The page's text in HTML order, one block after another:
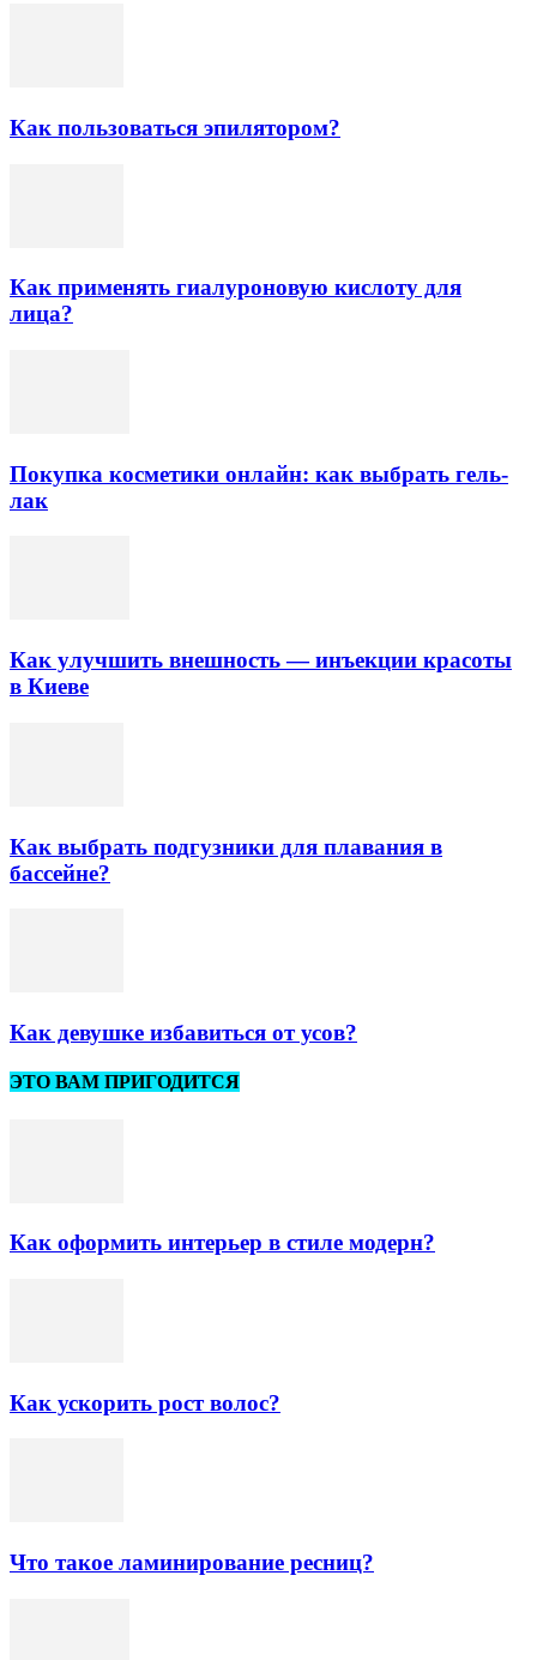
Как пользоваться эпилятором?
Как применять гиалуроновую кислоту для
лица?
Покупка косметики онлайн: как выбрать гель-
лак
Как улучшить внешность — инъекции красоты
в Киеве
Как выбрать подгузники для плавания в
бассейне?
Как девушке избавиться от усов?
ЭТО ВАМ ПРИГОДИТСЯ
Как оформить интерьер в стиле модерн?
Как ускорить рост волос?
Что такое ламинирование ресниц?